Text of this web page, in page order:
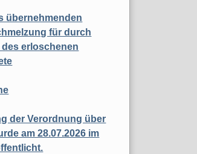
übernehmenden
für durch
erloschenen
der Verordnung über
am 28.07.2026 im